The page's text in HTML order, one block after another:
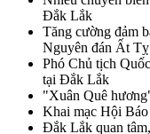
Đắk Lắk
Tăng cường đảm
Nguyên đán Ất
Phó Chủ tịch
tại Đắk Lắk
"Xuân Quê
Khai mạc Hội
Đắk Lắk quan